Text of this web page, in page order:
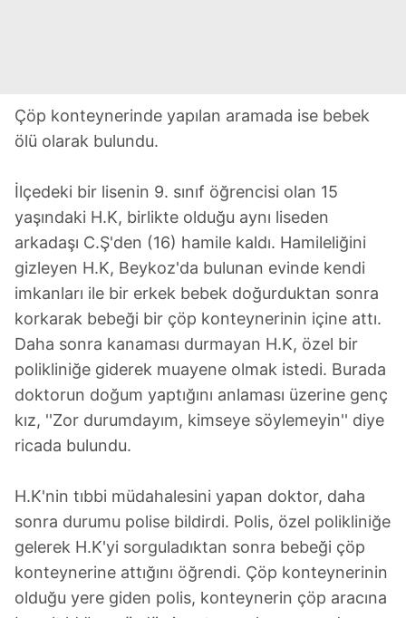
Çöp konteynerinde yapılan aramada ise bebek
ölü olarak bulundu.
İlçedeki bir lisenin 9. sınıf öğrencisi olan 15
yaşındaki H.K, birlikte olduğu aynı liseden
arkadaşı C.Ş'den (16) hamile kaldı. Hamileliğini
gizleyen H.K, Beykoz'da bulunan evinde kendi
imkanları ile bir erkek bebek doğurduktan sonra
korkarak bebeği bir çöp konteynerinin içine attı.
Daha sonra kanaması durmayan H.K, özel bir
polikliniğe giderek muayene olmak istedi. Burada
doktorun doğum yaptığını anlaması üzerine genç
kız, ''Zor durumdayım, kimseye söylemeyin'' diye
ricada bulundu.
H.K'nin tıbbi müdahalesini yapan doktor, daha
sonra durumu polise bildirdi. Polis, özel polikliniğe
gelerek H.K'yi sorguladıktan sonra bebeği çöp
konteynerine attığını öğrendi. Çöp konteynerinin
olduğu yere giden polis, konteynerin çöp aracına